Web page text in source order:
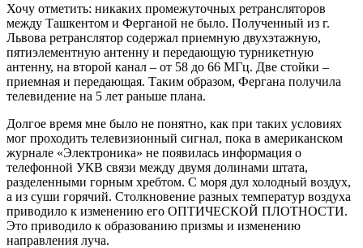
Хочу отметить: никаких промежуточных ретрансляторов
между Ташкентом и Ферганой не было. Полученный из г.
Львова ретранслятор содержал приемную двухэтажную,
пятиэлементную антенну и передающую турникетную
антенну, на второй канал – от 58 до 66 МГц. Две стойки –
приемная и передающая. Таким образом, Фергана получила
телевидение на 5 лет раньше плана.
Долгое время мне было не понятно, как при таких условиях
мог проходить телевизионный сигнал, пока в американском
журнале «Электроника» не появилась информация о
телефонной УКВ связи между двумя долинами штата,
разделенными горным хребтом. С моря дул холодный воздух,
а из суши горячий. Столкновение разных температур воздуха
приводило к изменению его ОПТИЧЕСКОЙ ПЛОТНОСТИ.
Это приводило к образованию призмы и изменению
направления луча.